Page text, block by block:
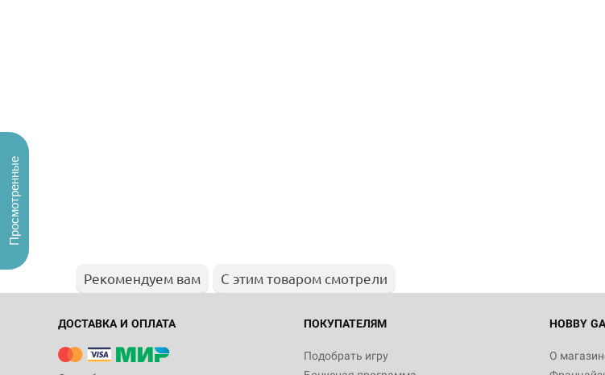
Рекомендуем вам С этим товаром смотрели
ДОСТАВКА И ОПЛАТА ПОКУПАТЕЛЯМ
Подобрать игру
HOBBY
О
Просмотренные
"Мир
799